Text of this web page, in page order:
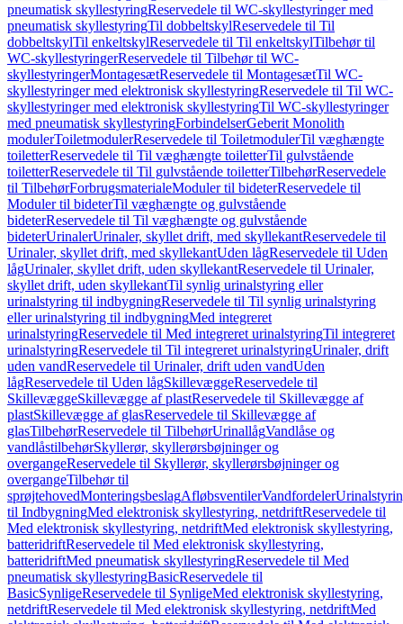
pneumatisk skyllestyringReservedele til WC-skyllestyringer med
pneumatisk skyllestyringTil dobbeltskylReservedele til Til
dobbeltskylTil enkeltskylReservedele til Til enkeltskylTilbehør til
WC-skyllestyringerReservedele til Tilbehør til WC-
skyllestyringerMontagesætReservedele til MontagesætTil WC-
skyllestyringer med elektronisk skyllestyringReservedele til Til WC-
skyllestyringer med elektronisk skyllestyringTil WC-skyllestyringer
med pneumatisk skyllestyringForbindelserGeberit Monolith
modulerToiletmodulerReservedele til ToiletmodulerTil væghængte
toiletterReservedele til Til væghængte toiletterTil gulvstående
toiletterReservedele til Til gulvstående toiletterTilbehørReservedele
til TilbehørForbrugsmaterialeModuler til bideterReservedele til
Moduler til bideterTil væghængte og gulvstående
bideterReservedele til Til væghængte og gulvstående
bideterUrinalerUrinaler, skyllet drift, med skyllekantReservedele til
Urinaler, skyllet drift, med skyllekantUden lågReservedele til Uden
lågUrinaler, skyllet drift, uden skyllekantReservedele til Urinaler,
skyllet drift, uden skyllekantTil synlig urinalstyring eller
urinalstyring til indbygningReservedele til Til synlig urinalstyring
eller urinalstyring til indbygningMed integreret
urinalstyringReservedele til Med integreret urinalstyringTil integreret
urinalstyringReservedele til Til integreret urinalstyringUrinaler, drift
uden vandReservedele til Urinaler, drift uden vandUden
lågReservedele til Uden lågSkillevæggeReservedele til
SkillevæggeSkillevægge af plastReservedele til Skillevægge af
plastSkillevægge af glasReservedele til Skillevægge af
glasTilbehørReservedele til TilbehørUrinallågVandlåse og
vandlåstilbehørSkyllerør, skyllerørsbøjninger og
overgangeReservedele til Skyllerør, skyllerørsbøjninger og
overgangeTilbehør til
sprøjtehovedMonteringsbeslagAfløbsventilerVandfordeler
til IndbygningMed elektronisk skyllestyring, netdriftReservedele til
Med elektronisk skyllestyring, netdriftMed elektronisk skyllestyring,
batteridriftReservedele til Med elektronisk skyllestyring,
batteridriftMed pneumatisk skyllestyringReservedele til Med
pneumatisk skyllestyringBasicReservedele til
BasicSynligeReservedele til SynligeMed elektronisk skyllestyring,
netdriftReservedele til Med elektronisk skyllestyring, netdriftMed